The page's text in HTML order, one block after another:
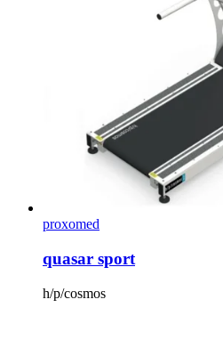
proxomed
quasar sport
h/p/cosmos